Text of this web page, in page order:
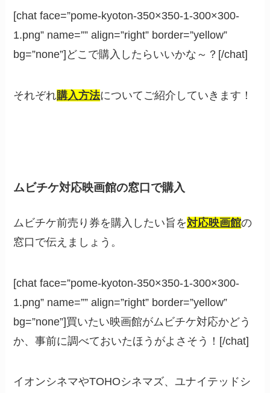
[chat face=”pome-kyoton-350×350-1-300×300-
1.png” name=”” align=”right” border=”yellow”
bg=”none”]どこで購入したらいいかな～？[/chat]
それぞれ購入方法についてご紹介していきます！
ムビチケ対応映画館の窓口で購入
ムビチケ前売り券を購入したい旨を対応映画館の
窓口で伝えましょう。
[chat face=”pome-kyoton-350×350-1-300×300-
1.png” name=”” align=”right” border=”yellow”
bg=”none”]買いたい映画館がムビチケ対応かどう
か、事前に調べておいたほうがよさそう！[/chat]
イオンシネマやTOHOシネマズ、ユナイテッドシ